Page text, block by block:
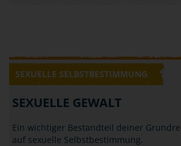
SEXUELLE SELBSTBESTIMMUNG
SEXUELLE GEWALT
Ein wichtiger Bestandteil deiner
auf sexuelle Selbstbestimmung.